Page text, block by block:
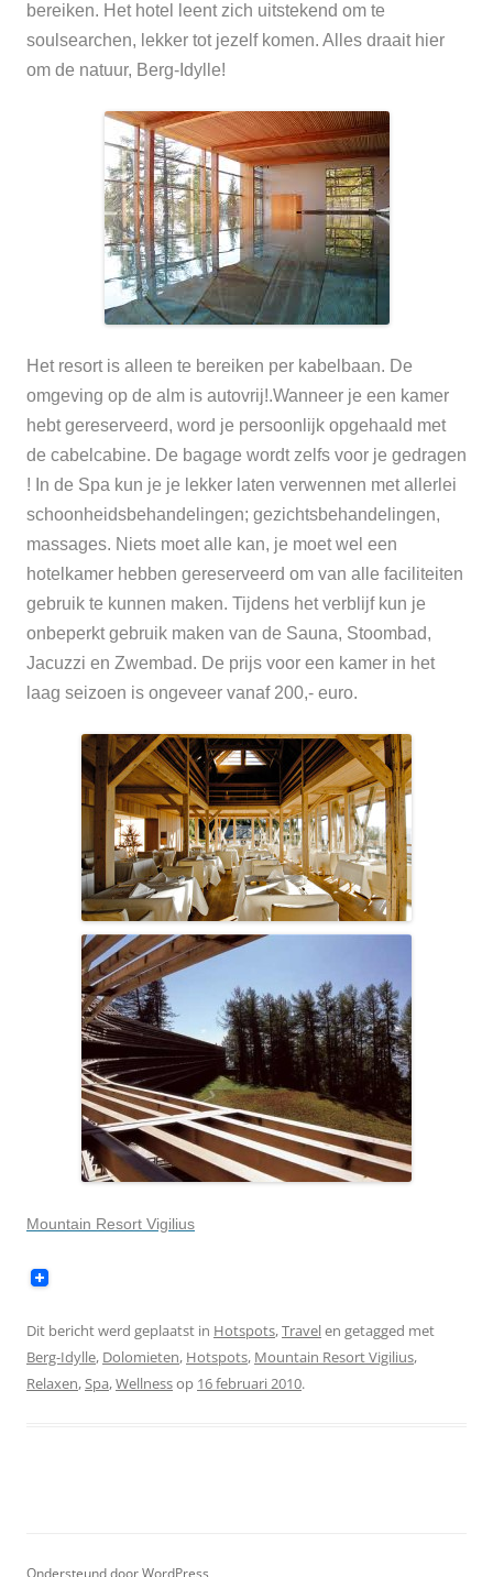
bereiken. Het hotel leent zich uitstekend om te
soulsearchen, lekker tot jezelf komen. Alles draait hier
om de natuur, Berg-Idylle!
Het resort is alleen te bereiken per kabelbaan. De
omgeving op de alm is autovrij!.Wanneer je een kamer
hebt gereserveerd, word je persoonlijk opgehaald met
de cabelcabine. De bagage wordt zelfs voor je gedragen
! In de Spa kun je je lekker laten verwennen met allerlei
schoonheidsbehandelingen; gezichtsbehandelingen,
massages. Niets moet alle kan, je moet wel een
hotelkamer hebben gereserveerd om van alle faciliteiten
gebruik te kunnen maken. Tijdens het verblijf kun je
onbeperkt gebruik maken van de Sauna, Stoombad,
Jacuzzi en Zwembad. De prijs voor een kamer in het
laag seizoen is ongeveer vanaf 200,- euro.
Mountain Resort Vigilius
Dit bericht werd geplaatst in Hotspots,Travelen getagged met
Berg-Idylle, Dolomieten, Hotspots, Mountain Resort Vigilius,
Relaxen,Spa,Wellnessop 16 februari 2010.
Ondersteund door WordPress